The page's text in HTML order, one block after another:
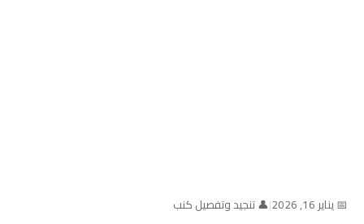
📅 يناير 16, 2026 |👤 تنجيد وتفصيل كنب